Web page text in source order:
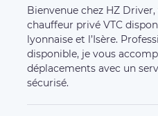
Bienvenue chez HZ
chauffeur privé VTC
lyonnaise et l’Isère.
disponible, je vous
déplacements avec un
sécurisé.